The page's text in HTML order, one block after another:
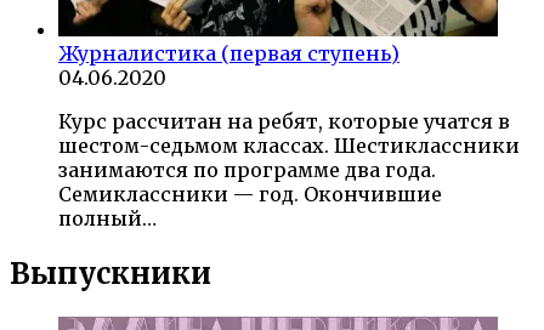
Журналистика (первая ступень)
04.06.2020
Курс рассчитан на ребят, которые учатся в
шестом-седьмом классах. Шестиклассники
занимаются по программе два года.
Семиклассники — год. Окончившие
полный…
Выпускники